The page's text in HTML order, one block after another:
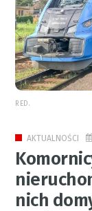
RED.
AKTUALNOŚCI
nich